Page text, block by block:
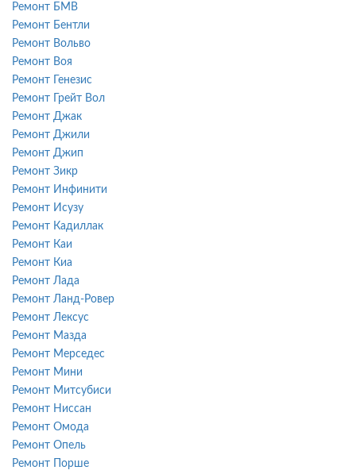
Ремонт БМВ
Ремонт Бентли
Ремонт Вольво
Ремонт Воя
Ремонт Генезис
Ремонт Грейт Вол
Ремонт Джак
Ремонт Джили
Ремонт Джип
Ремонт Зикр
Ремонт Инфинити
Ремонт Исузу
Ремонт Кадиллак
Ремонт Каи
Ремонт Киа
Ремонт Лада
Ремонт Ланд-Ровер
Ремонт Лексус
Ремонт Мазда
Ремонт Мерседес
Ремонт Мини
Ремонт Митсубиси
Ремонт Ниссан
Ремонт Омода
Ремонт Опель
Ремонт Порше